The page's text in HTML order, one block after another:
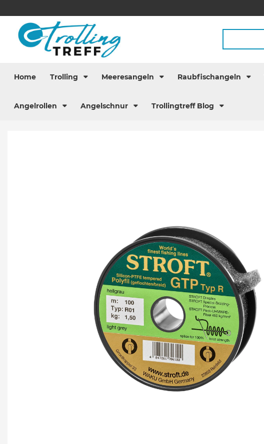
Home Trolling Meeresangeln Raubfischangeln
Angelrollen Angelschnur Trollingtreff Blog